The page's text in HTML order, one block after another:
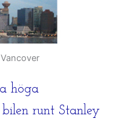
höga
runt Stanley